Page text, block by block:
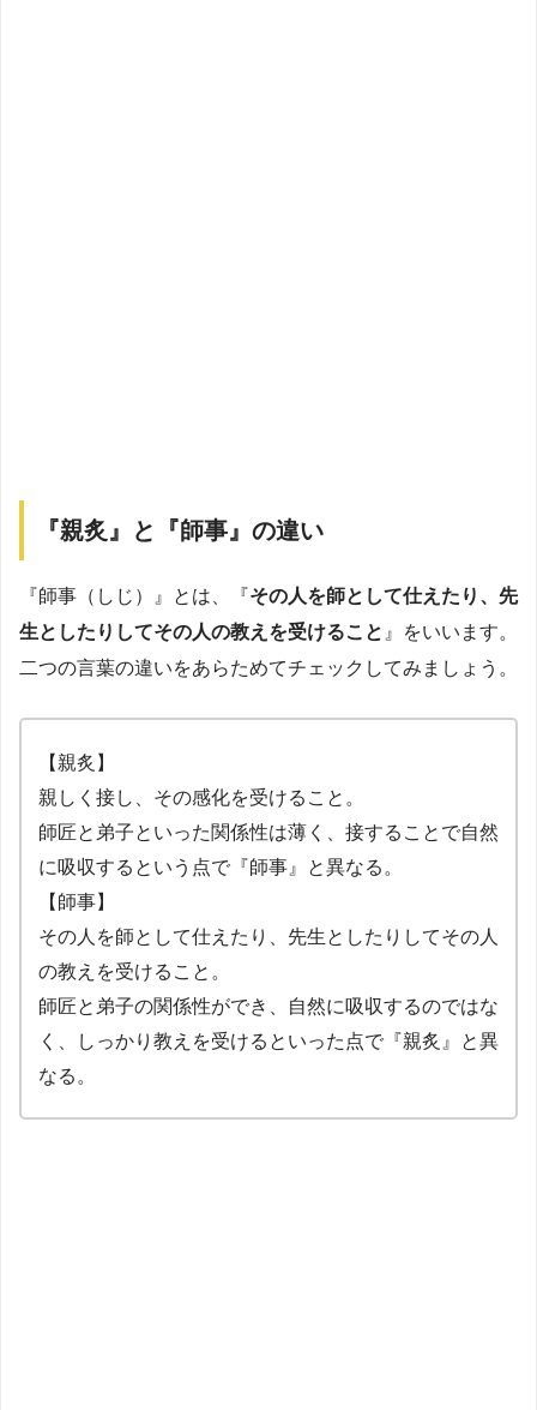
『親炙』と『師事』の違い
『師事（しじ）』とは、『その人を師として仕えたり、先
生としたりしてその人の教えを受けること 』をいいます。
二つの言葉の違いをあらためてチェックしてみましょう。
【親炙】
親しく接し、その感化を受けること。
師匠と弟子といった関係性は薄く、接することで自然
に吸収するという点で『師事』と異なる。
【師事】
その人を師として仕えたり、先生としたりしてその人
の教えを受けること。
師匠と弟子の関係性ができ、自然に吸収するのではな
く、しっかり教えを受けるといった点で『親炙』と異
なる。